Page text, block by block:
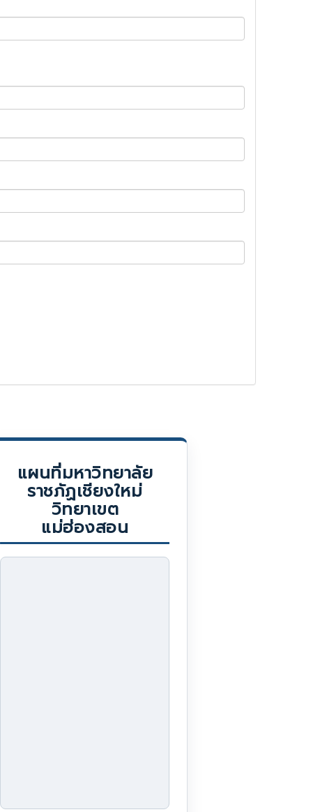
แผนที่มหาวิทยาลัย
ราชภัฏเชียงใหม่
วิทยาเขต
แม่ฮ่องสอน